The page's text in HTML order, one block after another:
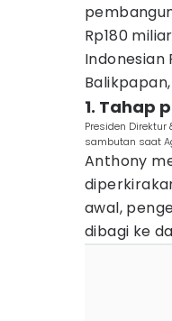
Rp180
Indonesian
1. Tahap
Presiden Direktur
sambutan saat
Anthony
awal,
dibagi ke